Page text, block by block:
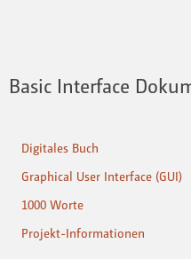
Basic Interface
Digitales Buch
Graphical User Interface (GUI)
1000 Worte
Projekt-Informationen